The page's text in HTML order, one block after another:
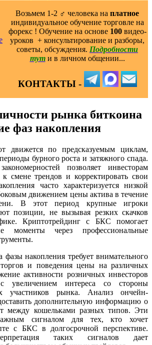
Возьмем 1-2 ‍♂️ человека на платное
индивидуальное обучение торговле на
форекс ! Обучение на основе 100видео-
уроков ️ + консультирование и разборы,
советы, обсуждения. Подробности
тут и в личном общении...
КОНТАКТЫ -
рынка биткоина
фаз накопления
движется по предсказуемым циклам,
бурного роста и затяжного спада.
позволяет инвесторам
к смене трендов и корректировать свои
часто характеризуется низкой
движением цены актива в течение
В этот период крупные игроки
позиции, не вызывая резких скачков
Криптотрейдинг с БКС помогает
моменты через профессиональные
фазы накопления требует внимательного
и поведения цены на различных
активности розничных инвесторов
увеличением интереса со стороны
участников рынка. Анализ ончейн-
дополнительную информацию о
между кошельками разных типов. Эти
сигналом для тех, кто хочет
с БКС в долгосрочной перспективе.
таких сигналов дает